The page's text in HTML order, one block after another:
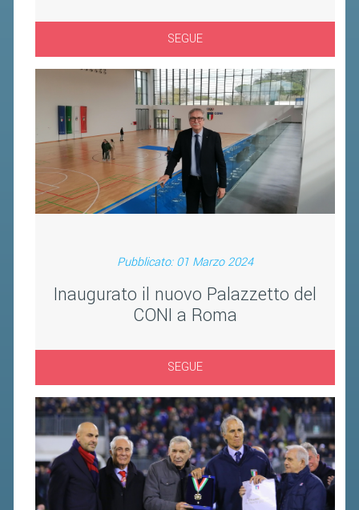
SEGUE
Pubblicato: 01 Marzo 2024
Inaugurato il nuovo Palazzetto del
CONI a Roma
SEGUE
WHISTLEBLOWING
SPORTELLO FISCALE
NOVITÀ FISCALI
MODULISTICA
SCADENZARIO
DOCUMENTI E APPROFONDIMENTI
TAPPE REGIONALI AIRBADMINTON
FIBA PICKLEBALL TOUR
CLASSIFICHE PICKLEBALL
BANDI PUBBLICI
VOLA CON NOI 2026
RIVISTA BADMANIA